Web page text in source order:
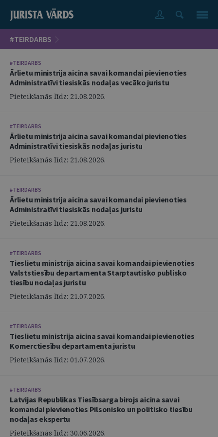
#TEIRDARBS
#TEIRDARBS
Ārlietu ministrija aicina savai komandai pievienoties
Administratīvi tiesiskās nodaļas vecāko juristu
Pieteikšanās līdz: 21.08.2026.
#TEIRDARBS
Ārlietu ministrija aicina savai komandai pievienoties
Administratīvi tiesiskās nodaļas juristu
Pieteikšanās līdz: 21.08.2026.
#TEIRDARBS
Ārlietu ministrija aicina savai komandai pievienoties
Administratīvi tiesiskās nodaļas juristu
Pieteikšanās līdz: 21.08.2026.
#TEIRDARBS
Tieslietu ministrija aicina savai komandai pievienoties
Valststiesību departamenta Starptautisko publisko
tiesību nodaļas juristu
Pieteikšanās līdz: 21.07.2026.
#TEIRDARBS
Tieslietu ministrija aicina savai komandai pievienoties
Komerctiesību departamenta juristu
Pieteikšanās līdz: 01.07.2026.
#TEIRDARBS
Latvijas Republikas Tiesībsarga birojs aicina savai
komandai pievienoties Pilsonisko un politisko tiesību
nodaļas ekspertu
Pieteikšanās līdz: 30.06.2026.